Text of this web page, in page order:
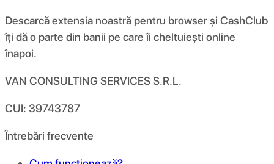
Descarcă extensia noastră pentru browser și CashClub
îți dă o parte din banii pe care îi cheltuiești online
înapoi.
VAN CONSULTING SERVICES S.R.L.
CUI: 39743787
Întrebări frecvente